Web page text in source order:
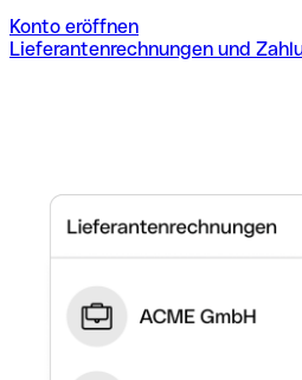
Konto eröffnen
Lieferantenrechnungen und